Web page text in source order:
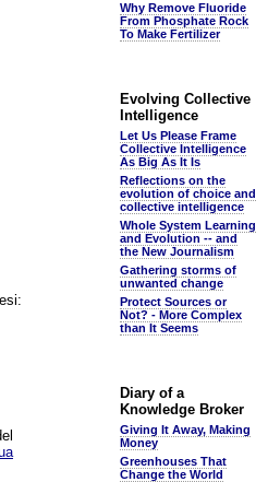
Why Remove Fluoride
From Phosphate Rock
To Make Fertilizer
Evolving Collective
Intelligence
Let Us Please Frame
Collective Intelligence
As Big As It Is
Reflections on the
evolution of choice and
collective intelligence
Whole System Learning
and Evolution -- and
the New Journalism
Gathering storms of
unwanted change
Protect Sources or
Not? - More Complex
than It Seems
Diary of a
Knowledge Broker
Giving It Away, Making
Money
Greenhouses That
Change the World